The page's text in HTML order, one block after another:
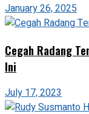
January 26, 2025
Cegah Radang
Ini
July 17, 2023